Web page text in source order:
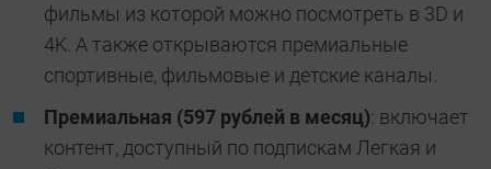
фильмы из которой можно посмотреть в 3D и
4K. А также открываются премиальные
спортивные, фильмовые и детские каналы.
Премиальная (597 рублей в месяц): включает
контент, доступный по подпискам Легкая и